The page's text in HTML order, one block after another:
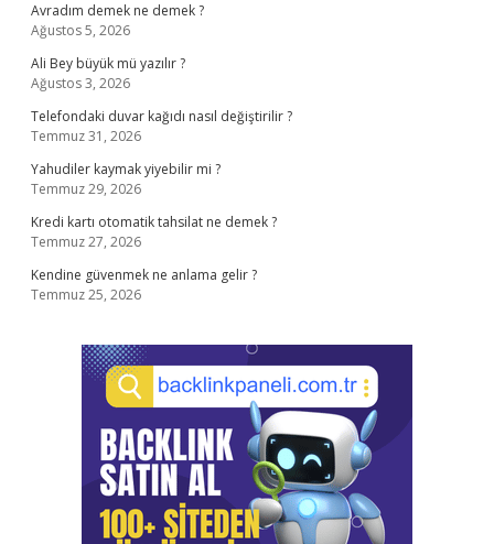
Avradım demek ne demek ?
Ağustos 5, 2026
Ali Bey büyük mü yazılır ?
Ağustos 3, 2026
Telefondaki duvar kağıdı nasıl değiştirilir ?
Temmuz 31, 2026
Yahudiler kaymak yiyebilir mi ?
Temmuz 29, 2026
Kredi kartı otomatik tahsilat ne demek ?
Temmuz 27, 2026
Kendine güvenmek ne anlama gelir ?
Temmuz 25, 2026